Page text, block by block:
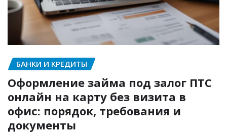
БАНКИ И КРЕДИТЫ
Оформление займа под залог ПТС
онлайн на карту без визита в
офис: порядок, требования и
документы